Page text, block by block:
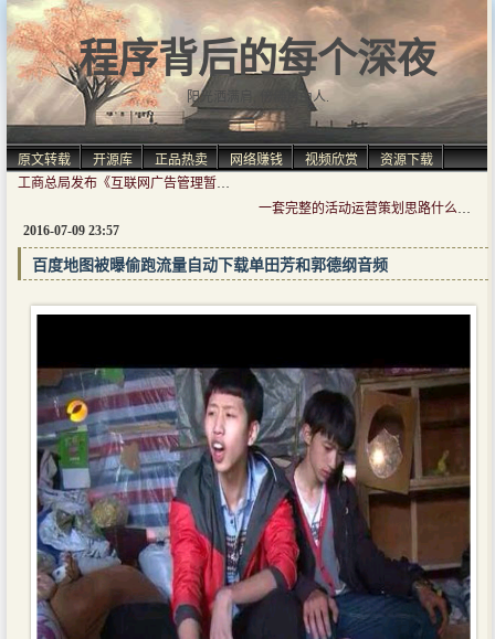
程序背后的每个深夜
阳光洒满肩, 仿佛自由人.
原文转载 开源库 正品热卖 网络赚钱 视频欣赏
资源下载
工商总局发布《互联网广告管理暂行办法》
一套完整的活动运营策划思路什么样子？
2016-07-09 23:57
百度地图被曝偷跑流量自动下载单田芳和郭德纲音频